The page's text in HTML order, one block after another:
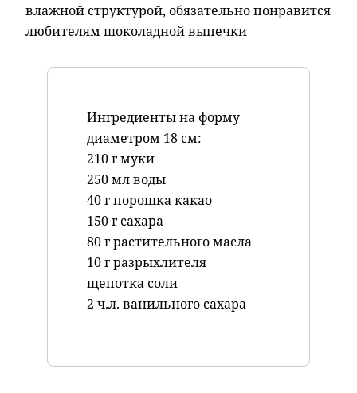
влажной структурой, обязательно понравится
любителям шоколадной выпечки
Ингредиенты на форму
диаметром 18 см:
210 г муки
250 мл воды
40 г порошка какао
150 г сахара
80 г растительного масла
10 г разрыхлителя
щепотка соли
2 ч.л. ванильного сахара